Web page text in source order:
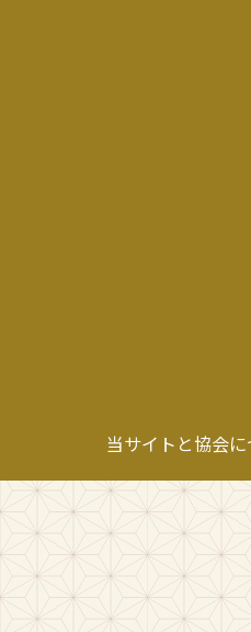
当サイトと協会に